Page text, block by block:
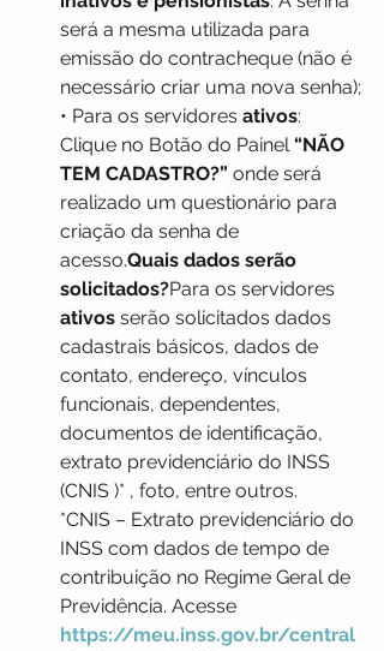
será a mesma utilizada para
emissão do contracheque (não é
necessário criar uma nova senha);
• Para os servidores ativos:
Clique no Botão do Painel “NÃO
TEM CADASTRO?” onde será
realizado um questionário para
criação da senha de
acesso.Quais dados serão
solicitados?Para os servidores
ativos serão solicitados dados
cadastrais básicos, dados de
contato, endereço, vínculos
funcionais, dependentes,
documentos de identificação,
extrato previdenciário do INSS
(CNIS )* , foto, entre outros.
*CNIS – Extrato previdenciário do
INSS com dados de tempo de
contribuição no Regime Geral de
Previdência. Acesse
https://meu.inss.gov.br/central